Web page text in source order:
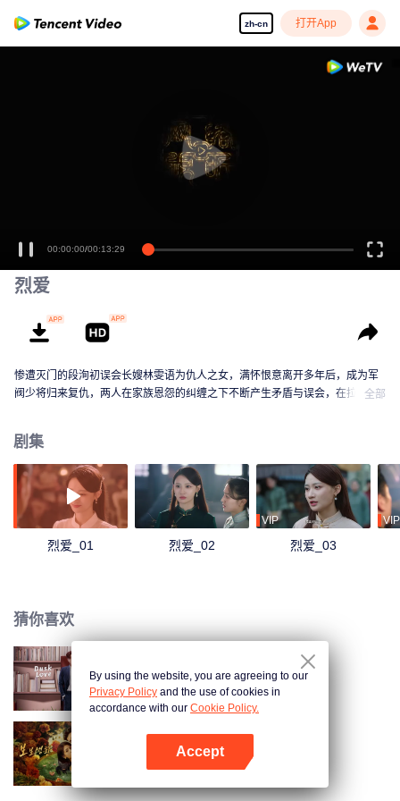
zh-cn 打开App
00:00:00/00:13:29
烈爱
惨遭灭门的段洵初误会长嫂林雯语为仇人之女，满怀恨意离开多年后，成为军
阀少将归来复仇，两人在家族恩怨的纠缠之下不断产生矛盾与误会，在拉扯的
全部
剧集
烈爱_01 烈爱_02
VIP
烈爱_03
VIP
猜你喜欢
暮色心迹
步步笙欢
By using the website, you are agreeing to our
Privacy Policy and the use of cookies in
accordance with our Cookie Policy.
Accept